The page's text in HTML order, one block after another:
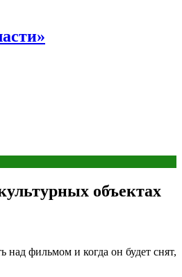
объектах
фильмом и когда он будет снят,